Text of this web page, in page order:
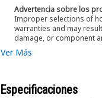
Advertencia sobre los
Improper selections of
warranties and may
damage, or component
Ver Más
Especificaciones